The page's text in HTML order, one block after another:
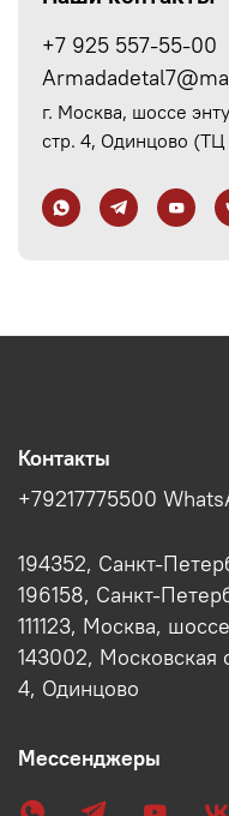
+7 925 557-55-00
г. Москва, шоссе
стр. 4, Одинцово
Контакты
+79217775500
194352, Санкт-
196158, Санкт-
111123, Москва,
143002, Московская
4, Одинцово
Мессенджеры